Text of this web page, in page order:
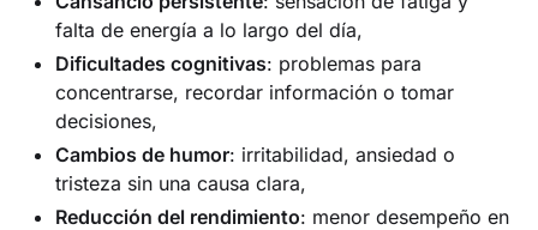
falta de energía a lo largo del día,
Dificultades cognitivas: problemas para
concentrarse, recordar información o tomar
decisiones,
Cambios de humor: irritabilidad, ansiedad o
tristeza sin una causa clara,
Reducción del rendimiento: menor desempeño en